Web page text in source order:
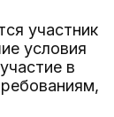
участник
условия
в